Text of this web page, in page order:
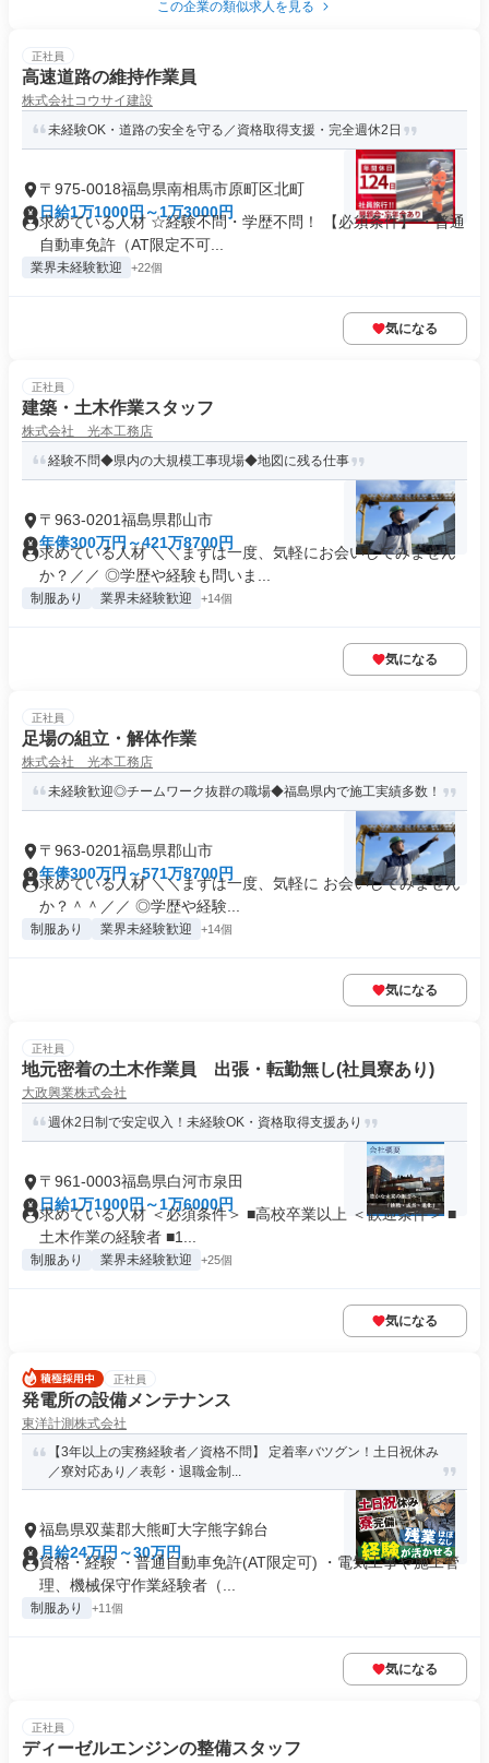
この企業の類似求人を見る
正社員
高速道路の維持作業員
株式会社コウサイ建設
未経験OK・道路の安全を守る／資格取得支援・完全週休2日
〒975-0018福島県南相馬市原町区北町
日給1万1000円～1万3000円
求めている人材 ☆経験不問・学歴不問！ 【必須条件】 ・普通
自動車免許（AT限定不可...
業界未経験歓迎 +22個
気になる
正社員
建築・土木作業スタッフ
株式会社 光本工務店
経験不問◆県内の大規模工事現場◆地図に残る仕事
〒963-0201福島県郡山市
年俸300万円～421万8700円
求めている人材 ＼＼まずは一度、気軽にお会いしてみません
か？／／ ◎学歴や経験も問いま...
制服あり 業界未経験歓迎 +14個
気になる
正社員
足場の組立・解体作業
株式会社 光本工務店
未経験歓迎◎チームワーク抜群の職場◆福島県内で施工実績多数！
〒963-0201福島県郡山市
年俸300万円～571万8700円
求めている人材 ＼＼まずは一度、気軽に お会いしてみません
か？＾＾／／ ◎学歴や経験...
制服あり 業界未経験歓迎 +14個
気になる
正社員
地元密着の土木作業員 出張・転勤無し(社員寮あり)
大政興業株式会社
週休2日制で安定収入！未経験OK・資格取得支援あり
〒961-0003福島県白河市泉田
日給1万1000円～1万6000円
求めている人材 ＜必須条件＞ ■高校卒業以上 ＜歓迎条件＞ ■
土木作業の経験者 ■1...
制服あり 業界未経験歓迎 +25個
気になる
正社員
発電所の設備メンテナンス
東洋計測株式会社
【3年以上の実務経験者／資格不問】 定着率バツグン！土日祝休み
／寮対応あり／表彰・退職金制...
福島県双葉郡大熊町大字熊字錦台
月給24万円～30万円
資格・経験 ・普通自動車免許(AT限定可) ・電気工事や施工管
理、機械保守作業経験者（...
制服あり +11個
気になる
正社員
ディーゼルエンジンの整備スタッフ